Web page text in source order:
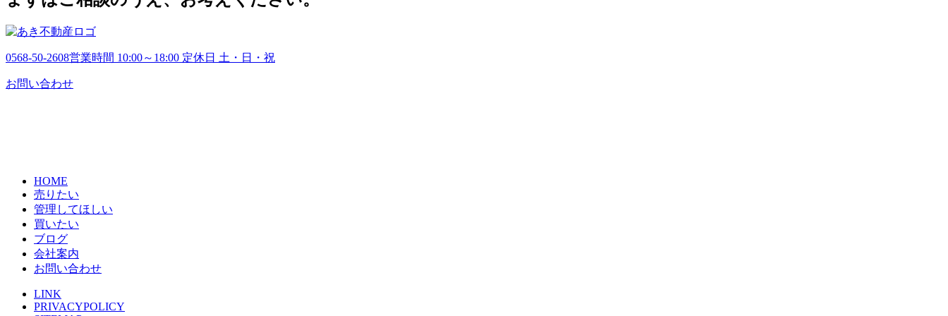
0568-50-2608営業時間 10:00～18:00 定休日 土・日・祝
お問い合わせ
HOME
売りたい
管理してほしい
買いたい
ブログ
会社案内
お問い合わせ
LINK
PRIVACYPOLICY